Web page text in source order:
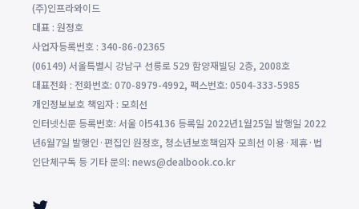
(주)인프라와이드
대표 : 원정호
사업자등록번호 : 340-86-02365
(06149) 서울특별시 강남구 선릉로 529 함양재빌딩 2층, 2008호
대표전화 : 전화번호: 070-8979-4992, 팩스번호: 0504-333-5985
개인정보보호 책임자 : 모희선
인터넷신문 등록번호: 서울 아54136 등록일 2022년1월25일 발행일 2022
년6월7일 발행인·편집인 원정호, 청소년보호책임자 모희선 이용·제휴·법
인단체구독 등 기타 문의: news@dealbook.co.kr